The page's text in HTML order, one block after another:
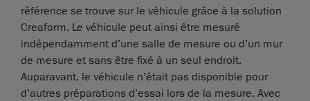
référence se trouve sur le véhicule grâce à la solution
Creaform. Le véhicule peut ainsi être mesuré
indépendamment d’une salle de mesure ou d’un mur
de mesure et sans être fixé à un seul endroit.
Auparavant, le véhicule n’était pas disponible pour
d’autres préparations d’essai lors de la mesure. Avec